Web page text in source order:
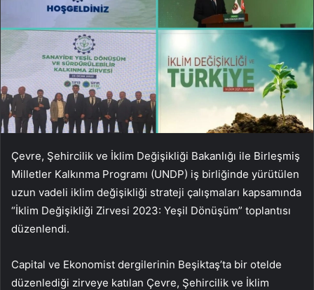
Çevre, Şehircilik ve İklim Değişikliği Bakanlığı ile Birleşmiş
Milletler Kalkınma Programı (UNDP) iş birliğinde yürütülen
uzun vadeli iklim değişikliği strateji çalışmaları kapsamında
“İklim Değişikliği Zirvesi 2023: Yeşil Dönüşüm” toplantısı
düzenlendi.
Capital ve Ekonomist dergilerinin Beşiktaş’ta bir otelde
düzenlediği zirveye katılan Çevre, Şehircilik ve İklim